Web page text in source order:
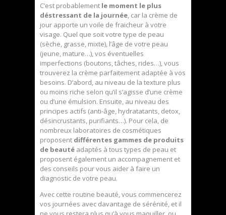
C’est probablement le moment le plus
déstressant de la journée, car la crème de
jour apporte un voile de fraicheur à votre
visage. Quel que soit votre type de peau
(sèche, grasse, mixte), l’âge de votre peau
(jeune, mature…), vos éventuelles
imperfections (boutons, tâches, rides…), vous
trouverez la crème parfaitement adaptée à vos
besoins. D’abord, au niveau de la texture plus
ou moins riche selon qu’il s’agisse d’une crème
ou d’une émulsion. Ensuite, au niveau des
principes actifs (anti-âge, hydratatants, detox,
désincrustants, purifiants…). Pour cela, de
nombreux laboratoires de cosmétiques
proposent différentes gammes de produits
de beauté adaptés à tous types de peau et
proposent également un accompagnement et
des conseils pour vous aider à faire un
diagnostic de votre peau.
Avec cette routine beauté, vous commencerez
vos journées avec davantage de sérénité, et il